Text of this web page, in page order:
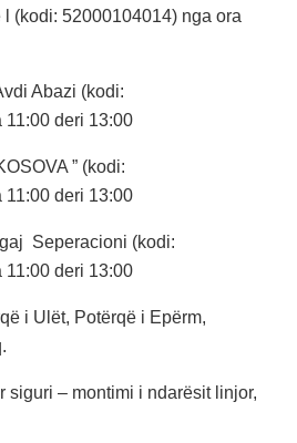
(kodi: 52000104014) nga ora
Abazi (kodi:
deri 13:00
” (kodi:
deri 13:00
Seperacioni (kodi:
deri 13:00
i Ulët, Potërqë i Epërm,
siguri – montimi i ndarësit linjor,